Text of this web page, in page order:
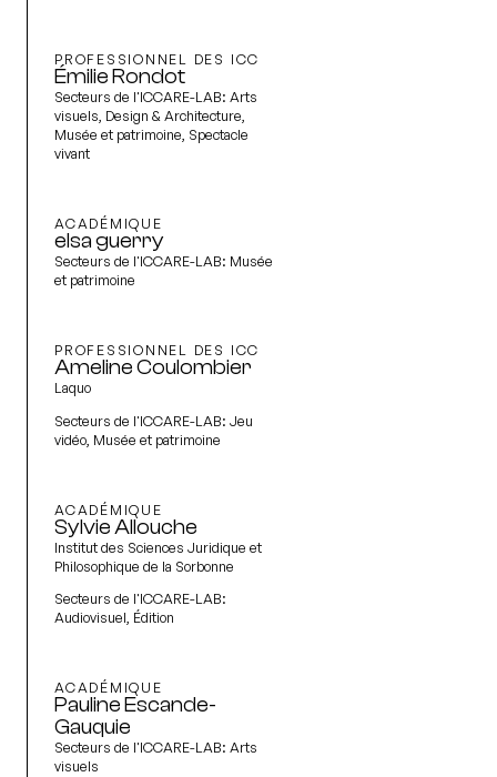
PROFESSIONNEL DES ICC
Émilie Rondot
Secteurs de l'ICCARE-LAB: Arts
visuels, Design & Architecture,
Musée et patrimoine, Spectacle
vivant
ACADÉMIQUE
elsa guerry
Secteurs de l'ICCARE-LAB: Musée
et patrimoine
PROFESSIONNEL DES ICC
Ameline Coulombier
Laquo
Secteurs de l'ICCARE-LAB: Jeu
vidéo, Musée et patrimoine
ACADÉMIQUE
Sylvie Allouche
Institut des Sciences Juridique et
Philosophique de la Sorbonne
Secteurs de l'ICCARE-LAB:
Audiovisuel, Édition
ACADÉMIQUE
Pauline Escande-
Gauquie
Secteurs de l'ICCARE-LAB: Arts
visuels